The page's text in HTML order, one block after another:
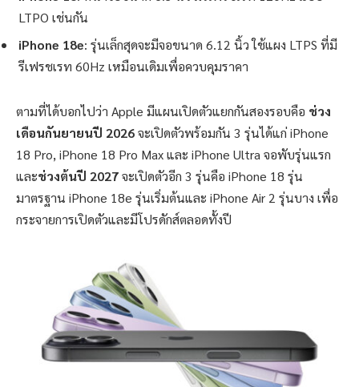
LTPO เช่นกัน
iPhone 18e: รุ่นเล็กสุดจะมีจอขนาด 6.12 นิ้ว ใช้แผง LTPS ที่มี
รีเฟรชเรท 60Hz เหมือนเดิมเพื่อควบคุมราคา
ตามที่ได้บอกไปว่า Apple มีแผนเปิดตัวแยกกันสองรอบคือ ช่วง
เดือนกันยายนปี 2026จะเปิดตัวพร้อมกัน 3 รุ่นได้แก่ iPhone
18 Pro, iPhone 18 Pro Max และ iPhone Ultra จอพับรุ่นแรก
และช่วงต้นปี 2027จะเปิดตัวอีก 3 รุ่นคือ iPhone 18 รุ่น
มาตรฐาน iPhone 18e รุ่นเริ่มต้นและ iPhone Air 2 รุ่นบาง เพื่อ
กระจายการเปิดตัวและมีโปรดักส์ตลอดทั้งปี